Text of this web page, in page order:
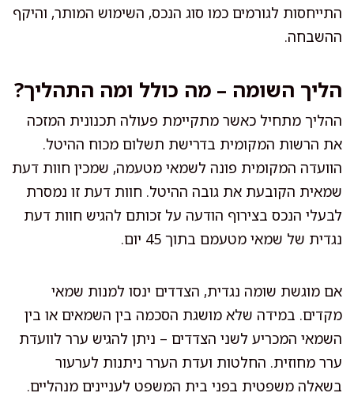
התייחסות לגורמים כמו סוג הנכס, השימוש המותר, והיקף
ההשבחה.
הליך השומה – מה כולל ומה התהליך?
ההליך מתחיל כאשר מתקיימת פעולה תכנונית המזכה
את הרשות המקומית בדרישת תשלום מכוח ההיטל.
הוועדה המקומית פונה לשמאי מטעמה, שמכין חוות דעת
שמאית הקובעת את גובה ההיטל. חוות דעת זו נמסרת
לבעלי הנכס בצירוף הודעה על זכותם להגיש חוות דעת
נגדית של שמאי מטעמם בתוך 45 יום.
אם מוגשת שומה נגדית, הצדדים ינסו למנות שמאי
מקדים. במידה שלא מושגת הסכמה בין השמאים או בין
השמאי המכריע לשני הצדדים – ניתן להגיש ערר לוועדת
ערר מחוזית. החלטות ועדת הערר ניתנות לערעור
בשאלה משפטית בפני בית המשפט לעניינים מנהליים.